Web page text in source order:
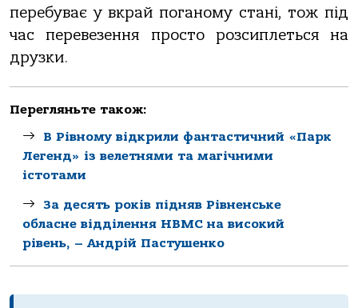
перебуває у вкрай поганому стані, тож під
час перевезення просто розсиплеться на
друзки.
Перегляньте також:
В Рівному відкрили фантастичний «Парк
Легенд» із велетнями та магічними
істотами
За десять років підняв Рівненське
обласне відділення НВМС на високий
рівень, – Андрій Пастушенко